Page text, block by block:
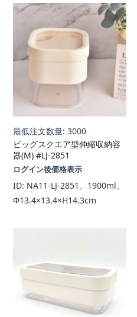
最低注文数量: 3000
ビッグスクエア型伸縮収納容
器(M) #LJ-2851
ログイン後価格表示
ID: NA11-LJ-2851、1900ml、
Φ13.4×13.4×H14.3cm